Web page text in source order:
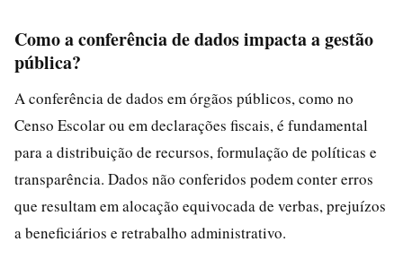
Como a conferência de dados impacta a gestão
pública?
A conferência de dados em órgãos públicos, como no
Censo Escolar ou em declarações fiscais, é fundamental
para a distribuição de recursos, formulação de políticas e
transparência. Dados não conferidos podem conter erros
que resultam em alocação equivocada de verbas, prejuízos
a beneficiários e retrabalho administrativo.